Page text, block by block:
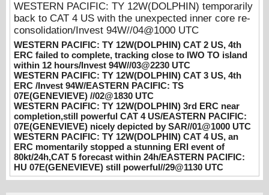
WESTERN PACIFIC: TY 12W(DOLPHIN)
CAT 3 US, 4th ERC /Invest 94W/EASTERN
PACIFIC: TS 07E(GENEVIEVE) //02@1830
UTC
08/02/2026 - PATRICK HOAREAU
WESTERN PACIFIC: TY 12W(DOLPHIN)
3rd ERC near completion,still powerful CAT
4 US/EASTERN PACIFIC: 07E(GENEVIEVE)
nicely depicted by SAR//01@1000 UTC
08/01/2026 -PATRICK HOAREAU
WESTERN PACIFIC: TY 12W(DOLPHIN)
CAT 4 US, an ERC momentarily stopped a
stunning ERI event of 80kt/24h,CAT 5
WESTERN PACIFIC: TY 12W(DOLPHIN) temporarily
back to CAT 4 US with the unexpected inner core re-
consolidation/Invest 94W//04@1000 UTC
WESTERN PACIFIC: TY 12W(DOLPHIN) CAT 2 US, 4th
ERC failed to complete, tracking close to IWO TO island
within 12 hours/Invest 94W//03@2230 UTC
WESTERN PACIFIC: TY 12W(DOLPHIN) CAT 3 US, 4th
ERC /Invest 94W/EASTERN PACIFIC: TS
07E(GENEVIEVE) //02@1830 UTC
WESTERN PACIFIC: TY 12W(DOLPHIN) 3rd ERC near
completion,still powerful CAT 4 US/EASTERN PACIFIC:
07E(GENEVIEVE) nicely depicted by SAR//01@1000 UTC
WESTERN PACIFIC: TY 12W(DOLPHIN) CAT 4 US, an
ERC momentarily stopped a stunning ERI event of
80kt/24h,CAT 5 forecast within 24h/EASTERN PACIFIC:
HU 07E(GENEVIEVE) still powerful//29@1130 UTC